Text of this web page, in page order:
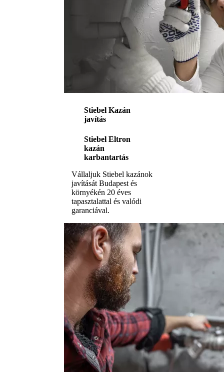
Stiebel Kazán
javítás
Stiebel Eltron
kazán
karbantartás
Vállaljuk Stiebel kazánok
javítását Budapest és
környékén 20 éves
tapasztalattal és valódi
garanciával.